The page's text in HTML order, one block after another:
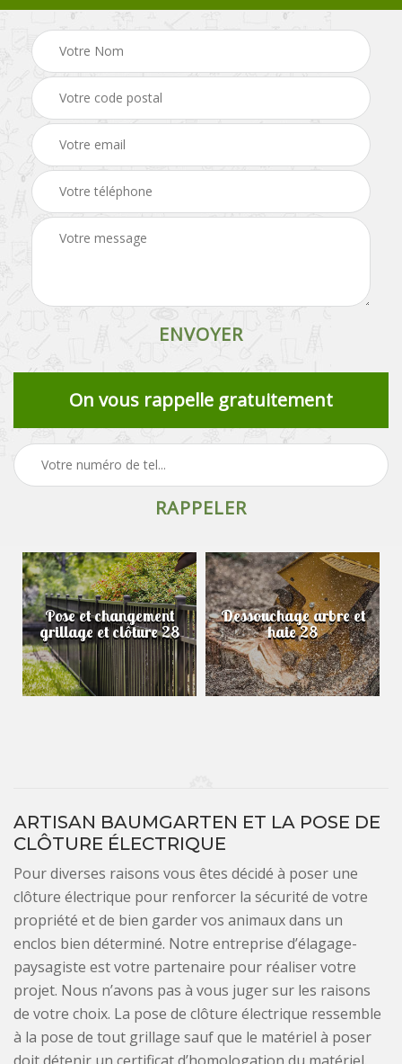
On vous rappelle gratuitement
Pose et changement
grillage et clôture 28
Dessouchage arbre et
haie 28
ARTISAN BAUMGARTEN ET LA POSE DE
CLÔTURE ÉLECTRIQUE
Pour diverses raisons vous êtes décidé à poser une
clôture électrique pour renforcer la sécurité de votre
propriété et de bien garder vos animaux dans un
enclos bien déterminé. Notre entreprise d’élagage-
paysagiste est votre partenaire pour réaliser votre
projet. Nous n’avons pas à vous juger sur les raisons
de votre choix. La pose de clôture électrique ressemble
à la pose de tout grillage sauf que le matériel à poser